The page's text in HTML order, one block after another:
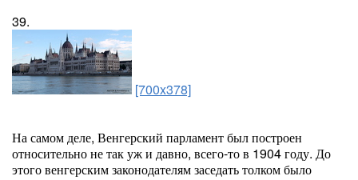
39.
[700x378]
На самом деле, Венгерский парламент был построен
относительно не так уж и давно, всего-то в 1904 году. До
этого венгерским законодателям заседать толком было